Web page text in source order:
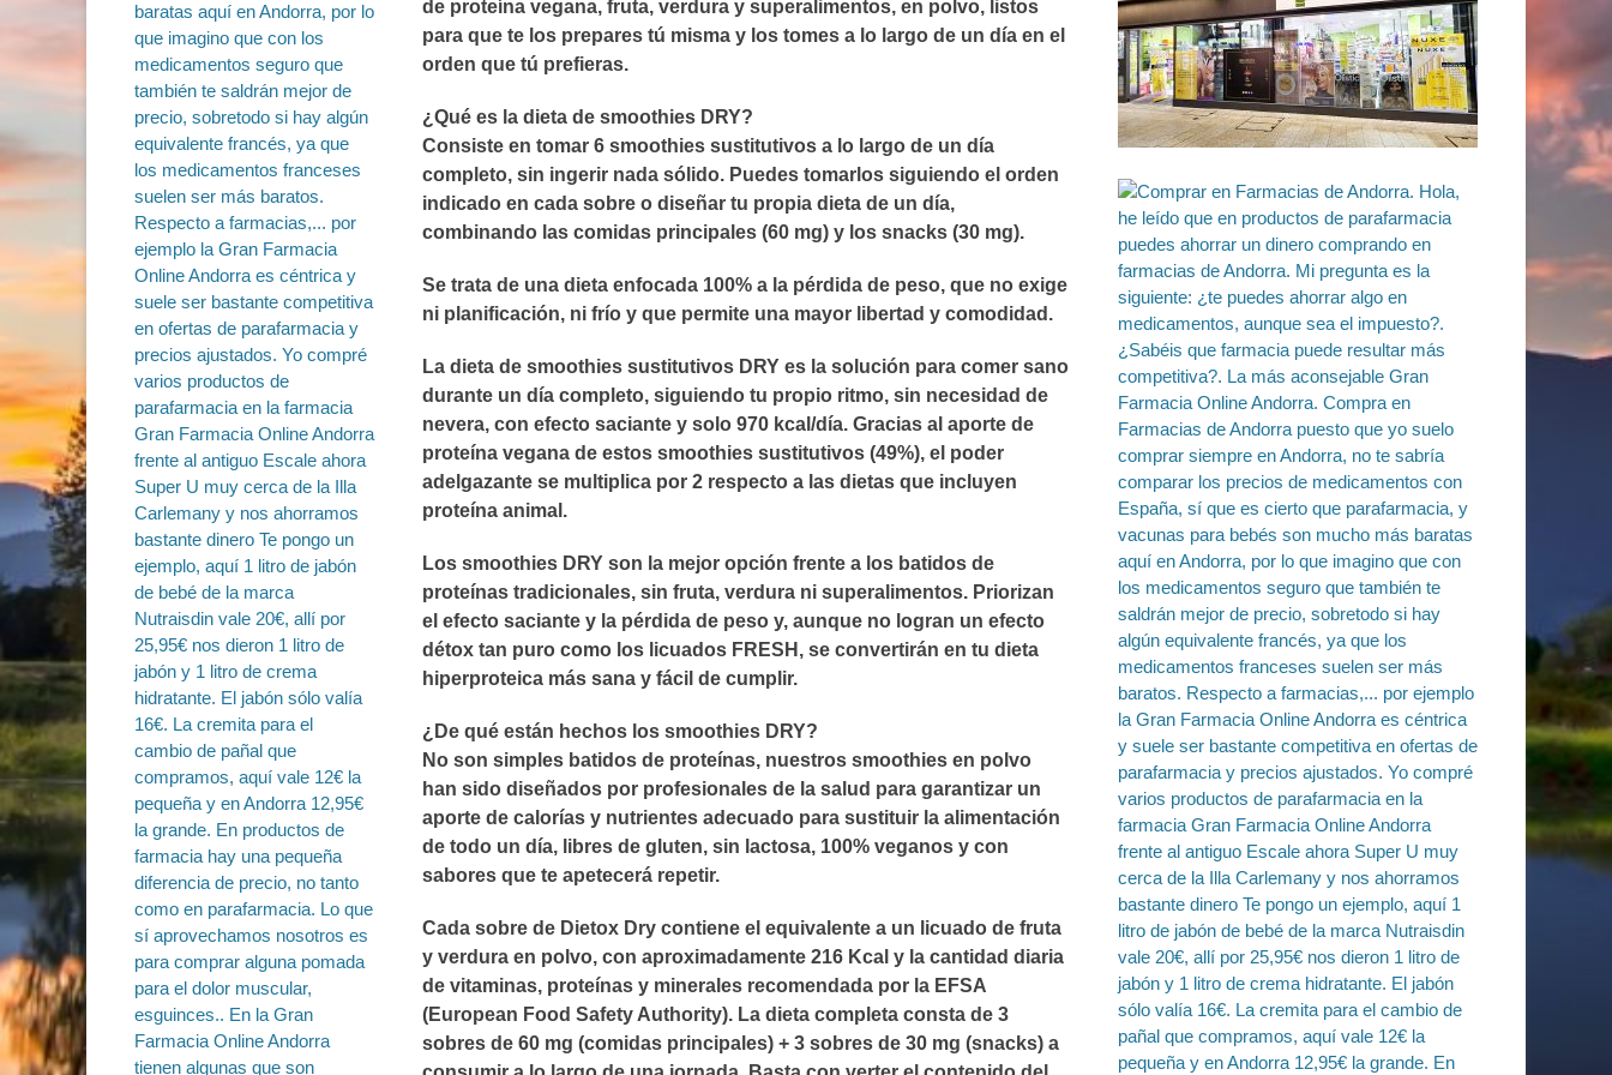
de proteína vegana, fruta, verdura y superalimentos, en polvo, listos
para que te los prepares tú misma y los tomes a lo largo de un día en el
orden que tú prefieras.
¿Qué es la dieta de smoothies DRY?
Consiste en tomar 6 smoothies sustitutivos a lo largo de un día
completo, sin ingerir nada sólido. Puedes tomarlos siguiendo el orden
indicado en cada sobre o diseñar tu propia dieta de un día,
combinando las comidas principales (60 mg) y los snacks (30 mg).
Se trata de una dieta enfocada 100% a la pérdida de peso, que no exige
ni planificación, ni frío y que permite una mayor libertad y comodidad.
La dieta de smoothies sustitutivos DRY es la solución para comer sano
durante un día completo, siguiendo tu propio ritmo, sin necesidad de
nevera, con efecto saciante y solo 970 kcal/día. Gracias al aporte de
proteína vegana de estos smoothies sustitutivos (49%), el poder
adelgazante se multiplica por 2 respecto a las dietas que incluyen
proteína animal.
Los smoothies DRY son la mejor opción frente a los batidos de
proteínas tradicionales, sin fruta, verdura ni superalimentos. Priorizan
el efecto saciante y la pérdida de peso y, aunque no logran un efecto
détox tan puro como los licuados FRESH, se convertirán en tu dieta
hiperproteica más sana y fácil de cumplir.
¿De qué están hechos los smoothies DRY?
No son simples batidos de proteínas, nuestros smoothies en polvo
han sido diseñados por profesionales de la salud para garantizar un
aporte de calorías y nutrientes adecuado para sustituir la alimentación
de todo un día, libres de gluten, sin lactosa, 100% veganos y con
sabores que te apetecerá repetir.
Cada sobre de Dietox Dry contiene el equivalente a un licuado de fruta
y verdura en polvo, con aproximadamente 216 Kcal y la cantidad diaria
de vitaminas, proteínas y minerales recomendada por la EFSA
(European Food Safety Authority). La dieta completa consta de 3
sobres de 60 mg (comidas principales) + 3 sobres de 30 mg (snacks) a